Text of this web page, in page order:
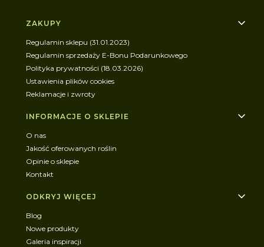
Linki w stopce
ZAKUPY
Regulamin sklepu (31.01.2023)
Regulamin sprzedaży E-Bonu Podarunkowego
Polityka prywatności (18.03.2026)
Ustawienia plików cookies
Reklamacje i zwroty
INFORMACJE O SKLEPIE
O nas
Jakość oferowanych roślin
Opinie o sklepie
Kontakt
ODKRYJ WIĘCEJ
Blog
Nowe produkty
Galeria inspiracji